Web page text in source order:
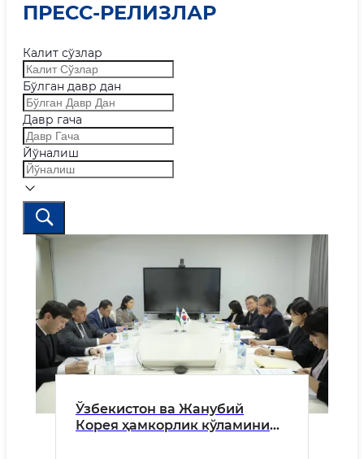
ПРЕСС-РЕЛИЗЛАР
Калит сўзлар
Бўлган давр дан
Давр гача
Йўналиш
Ўзбекистон ва Жанубий
Корея ҳамкорлик кўламини